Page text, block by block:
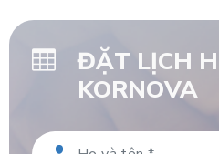
ĐẶT LỊCH
KORNOVA